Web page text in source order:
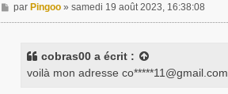
M
e
par Pingoo» samedi 19 août 2023, 16:38:08
cobras00 a écrit :
voilà mon adresse co*****11@gmail.com